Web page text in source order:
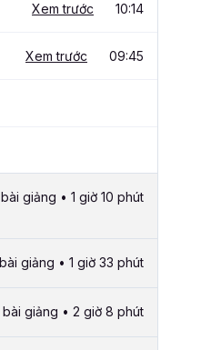
Xem trước 10:14
Xem trước 09:45
bài giảng • 1 giờ 10 phút
giảng • 1 giờ 33 phút
bài giảng • 2 giờ 8 phút